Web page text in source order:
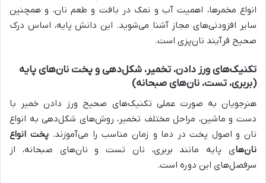
انواع مخمرها، اهمیت آب و نمک در بافت و طعم نان، و همچنین
سایر افزودنی‌های مجاز آشنا می‌شوید. این دانش پایه، اساس درک
صحیح فرآیند نان‌پزی است.
تکنیک‌های ورز دادن، تخمیر، شکل‌دهی و پخت نان‌های پایه
(بربری، تست، نان‌های صبحانه)
هنرجویان به صورت عملی تکنیک‌های صحیح ورز دادن خمیر با
دست و ماشین، مراحل مختلف تخمیر، روش‌های شکل‌دهی به انواع
نان و اصول پخت در دما و زمان مناسب را می‌آموزند.پخت انواع
نان‌های پایه مانند بربری، نان تست و نان‌های صبحانه، از
سرفصل‌های این دوره است.